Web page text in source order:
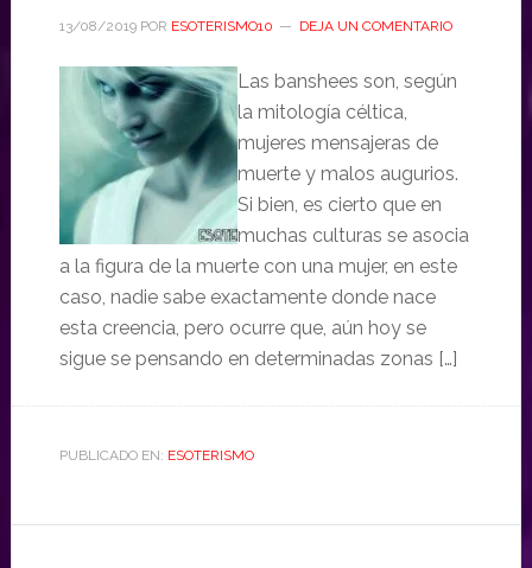
13/08/2019POR ESOTERISMO10 DEJA UN COMENTARIO
Las banshees son, según
la mitología céltica,
mujeres mensajeras de
muerte y malos augurios.
Si bien, es cierto que en
muchas culturas se asocia
a la figura de la muerte con una mujer, en este
caso, nadie sabe exactamente donde nace
esta creencia, pero ocurre que, aún hoy se
sigue se pensando en determinadas zonas […]
PUBLICADO EN: ESOTERISMO